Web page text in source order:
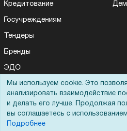
Кредитование
Госучреждениям
Тендеры
Бренды
ЭДО
Помощь
Вопрос-ответ
Мы используем cookie. Это
анализировать взаимодействие
и делать его лучше. Продолжая
вы соглашаетесь с
Подробнее